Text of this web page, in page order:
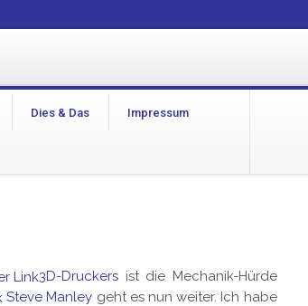
Dies & Das Impressum
3D-Druckers ist die Mechanik-Hürde
Steve Manley geht es nun weiter. Ich habe